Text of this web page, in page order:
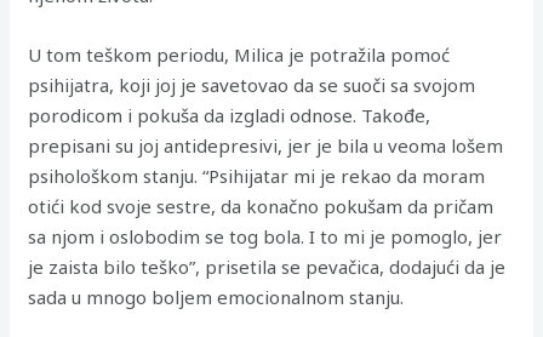
U tom teškom periodu, Milica je potražila pomoć
psihijatra, koji joj je savetovao da se suoči sa svojom
porodicom i pokuša da izgladi odnose. Takođe,
prepisani su joj antidepresivi, jer je bila u veoma lošem
psihološkom stanju. “Psihijatar mi je rekao da moram
otići kod svoje sestre, da konačno pokušam da pričam
sa njom i oslobodim se tog bola. I to mi je pomoglo, jer
je zaista bilo teško”, prisetila se pevačica, dodajući da je
sada u mnogo boljem emocionalnom stanju.